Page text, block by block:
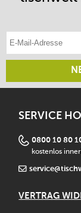
SERVICE
0800 10 80
kostenlos
VERTRAG